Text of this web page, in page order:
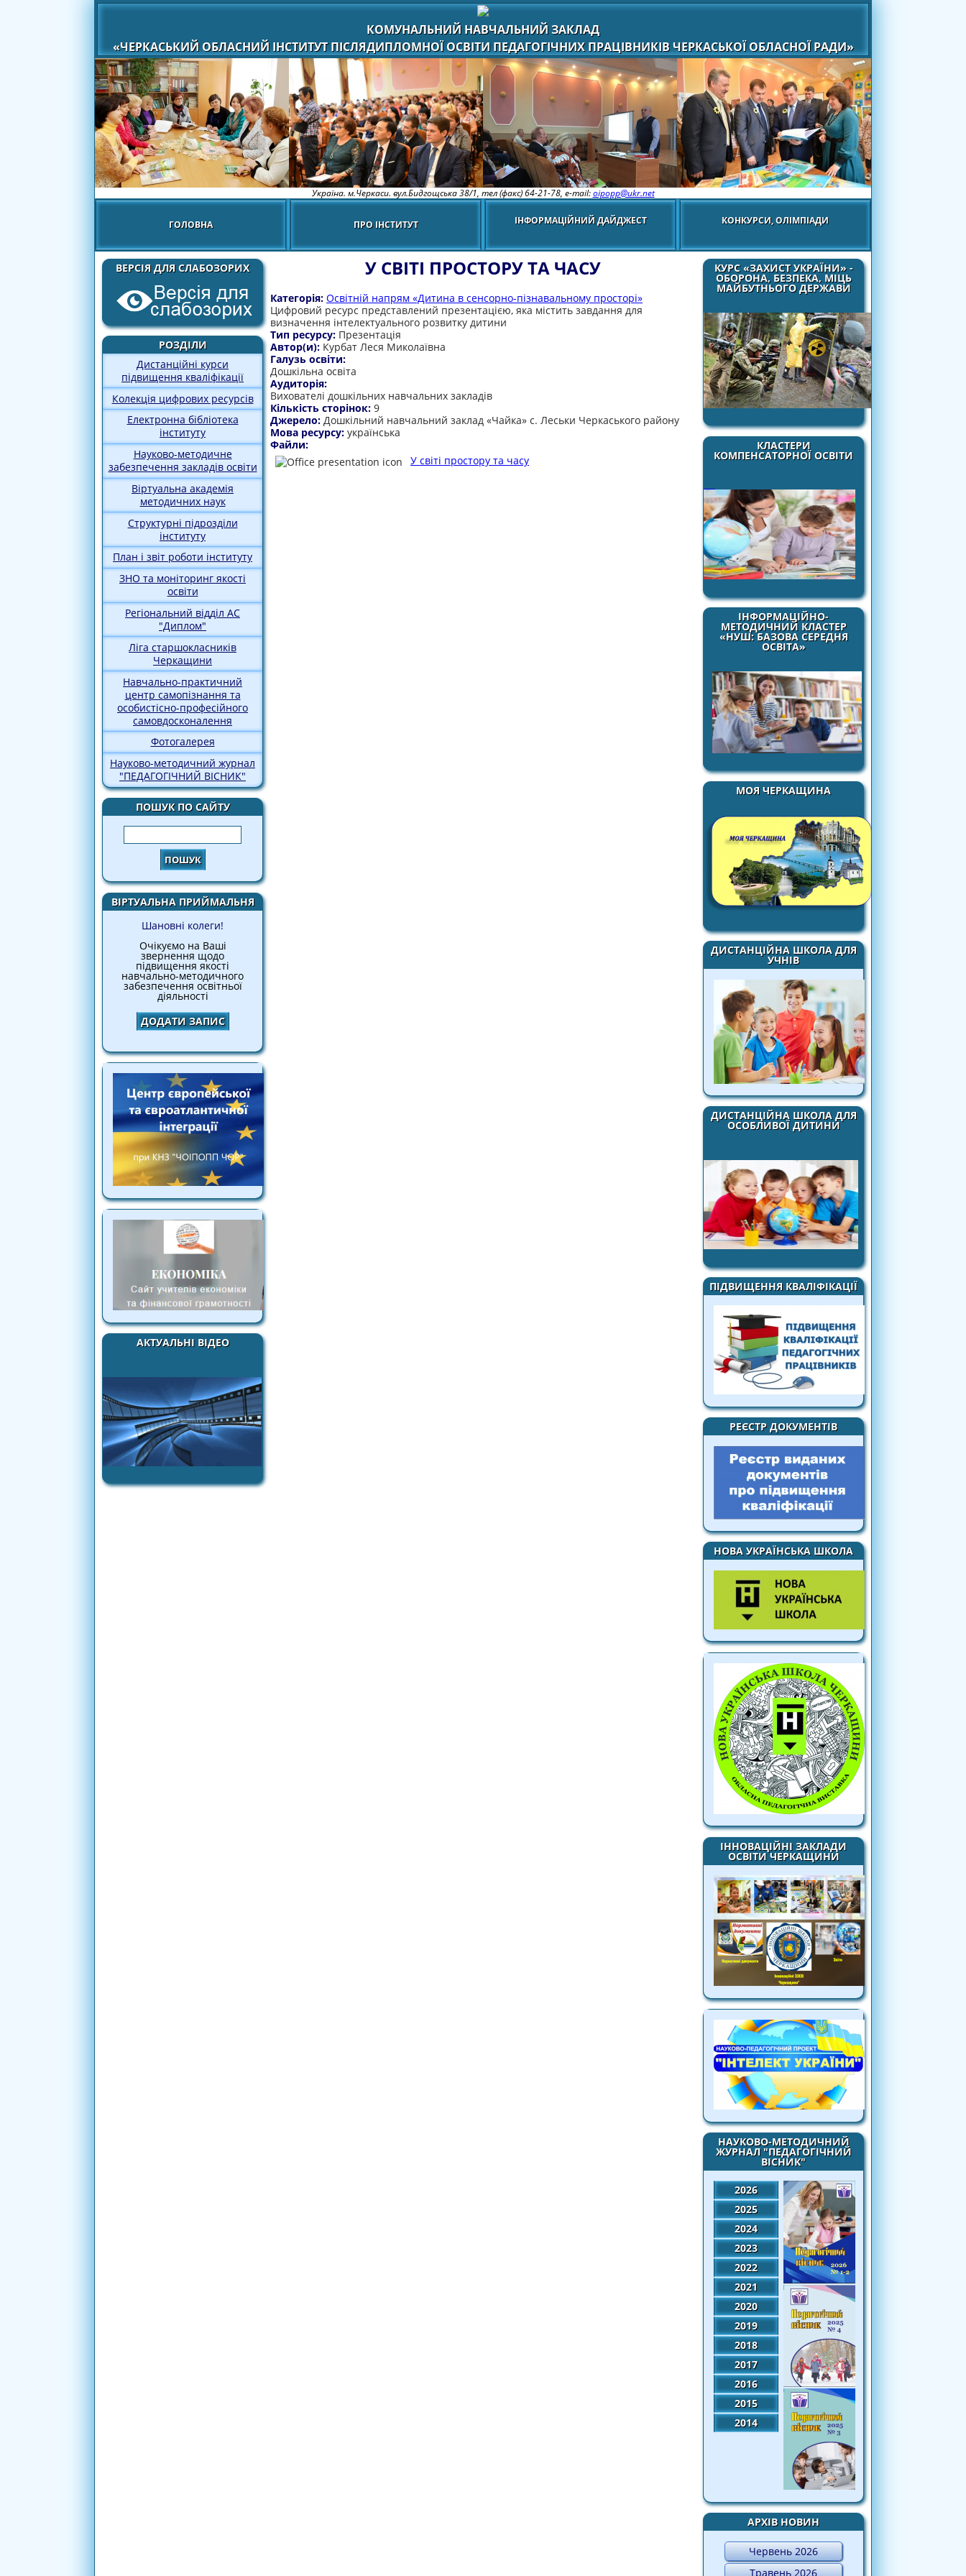
КОМУНАЛЬНИЙ НАВЧАЛЬНИЙ ЗАКЛАД
«ЧЕРКАСЬКИЙ ОБЛАСНИЙ ІНСТИТУТ ПІСЛЯДИПЛОМНОЇ ОСВІТИ ПЕДАГОГІЧНИХ ПРАЦІВНИКІВ ЧЕРКАСЬКОЇ ОБЛАСНОЇ РАДИ»
Україна. м.Черкаси. вул.Бидгощська 38/1, тел (факс) 64-21-78, e-mail:oipopp@ukr.net
ГОЛОВНА ПРО ІНСТИТУТ ІНФОРМАЦІЙНИЙ ДАЙДЖЕСТ КОНКУРСИ, ОЛІМПІАДИ
ВЕРСІЯ ДЛЯ СЛАБОЗОРИХ
РОЗДІЛИ
Дистанційні курси
підвищення кваліфікації
Колекція цифрових ресурсів
Електронна бібліотека
інституту
Науково-методичне
забезпечення закладів освіти
Віртуальна академія
методичних наук
Структурні підрозділи
інституту
План і звіт роботи інституту
ЗНО та моніторинг якості
освіти
Регіональний відділ АС
"Диплом"
Ліга старшокласників
Черкащини
Навчально-практичний
центр самопізнання та
особистісно-професійного
самовдосконалення
Фотогалерея
Науково-методичний журнал
"ПЕДАГОГІЧНИЙ ВІСНИК"
ПОШУК ПО САЙТУ
Пошук
ВІРТУАЛЬНА ПРИЙМАЛЬНЯ
Шановні колеги!
Очікуємо на Ваші
звернення щодо
підвищення якості
навчально-методичного
забезпечення освітньої
діяльності
ДОДАТИ ЗАПИС
АКТУАЛЬНІ ВІДЕО
КУРС «ЗАХИСТ УКРАЇНИ» -
ОБОРОНА, БЕЗПЕКА, МІЦЬ
МАЙБУТНЬОГО ДЕРЖАВИ
КЛАСТЕРИ
КОМПЕНСАТОРНОЇ ОСВІТИ
ІНФОРМАЦІЙНО-
МЕТОДИЧНИЙ КЛАСТЕР
«НУШ: БАЗОВА СЕРЕДНЯ
ОСВІТА»
МОЯ ЧЕРКАЩИНА
ДИСТАНЦІЙНА ШКОЛА ДЛЯ
УЧНІВ
ДИСТАНЦІЙНА ШКОЛА ДЛЯ
ОСОБЛИВОЇ ДИТИНИ
ПІДВИЩЕННЯ КВАЛІФІКАЦІЇ
РЕЄСТР ДОКУМЕНТІВ
НОВА УКРАЇНСЬКА ШКОЛА
ІННОВАЦІЙНІ ЗАКЛАДИ
ОСВІТИ ЧЕРКАЩИНИ
НАУКОВО-МЕТОДИЧНИЙ
ЖУРНАЛ "ПЕДАГОГІЧНИЙ
ВІСНИК"
2026
2025
2024
2023
2022
2021
2020
2019
2018
2017
2016
2015
2014
АРХІВ НОВИН
Червень 2026
Травень 2026
У СВІТІ ПРОСТОРУ ТА ЧАСУ
Категорія: Освітній напрям «Дитина в сенсорно-пізнавальному просторі»
Цифровий ресурс представлений презентацією, яка містить завдання для
визначення інтелектуального розвитку дитини
Тип ресурсу: Презентація
Автор(и): Курбат Леся Миколаївна
Галузь освіти:
Дошкільна освіта
Аудиторія:
Вихователі дошкільних навчальних закладів
Кількість сторінок: 9
Джерело: Дошкільний навчальний заклад «Чайка» с. Леськи Черкаського району
Мова ресурсу: українська
Файли:
У світі простору та часу